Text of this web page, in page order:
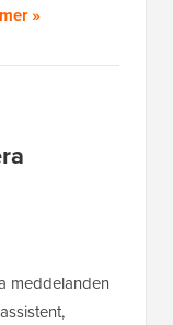
»
meddelanden